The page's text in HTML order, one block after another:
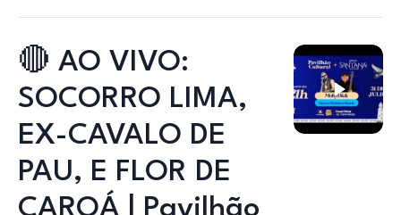
🔴 AO VIVO:
SOCORRO LIMA,
EX-CAVALO DE
PAU, E FLOR DE